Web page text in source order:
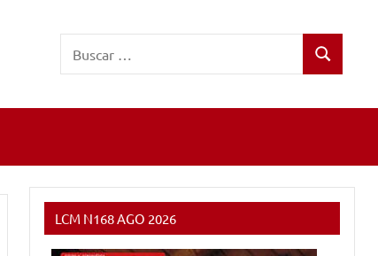
Buscar
LCM N168 AGO 2026